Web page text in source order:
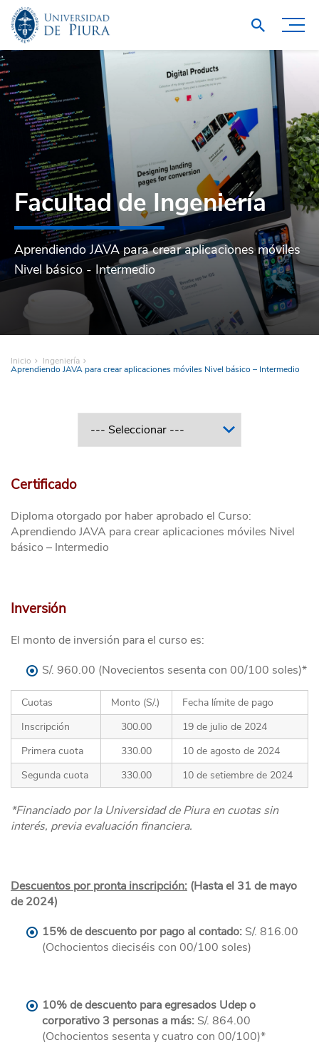
Facultad de Ingeniería
Aprendiendo JAVA para crear aplicaciones móviles
Nivel básico - Intermedio
Inicio Ingeniería
Aprendiendo JAVA para crear aplicaciones móviles Nivel básico – Intermedio
Certificado
Diploma otorgado por haber aprobado el Curso:
Aprendiendo JAVA para crear aplicaciones móviles Nivel
básico – Intermedio
Inversión
El monto de inversión para el curso es:
S/. 960.00 (Novecientos sesenta con 00/100 soles)*
Cuotas Monto (S/.)
Fecha límite de pago
Inscripción
300.00
19 de julio de 2024
Primera cuota
330.00
10 de agosto de 2024
Segunda cuota
330.00 10 de setiembre de 2024
*Financiado por la Universidad de Piura en cuotas sin
interés, previa evaluación financiera.
Descuentos por pronta inscripción: (Hasta el 31 de mayo
de 2024)
15% de descuento por pago al contado: S/. 816.00
(Ochocientos dieciséis con 00/100 soles)
10% de descuento para egresados Udep o
corporativo 3 personas a más: S/. 864.00
(Ochocientos sesenta y cuatro con 00/100)*